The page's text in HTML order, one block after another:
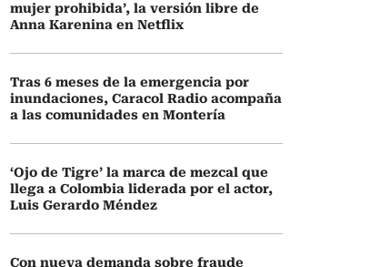
mujer prohibida’, la versión libre de
Anna Karenina en Netflix
Tras 6 meses de la emergencia por
inundaciones, Caracol Radio acompaña
a las comunidades en Montería
‘Ojo de Tigre’ la marca de mezcal que
llega a Colombia liderada por el actor,
Luis Gerardo Méndez
Con nueva demanda sobre fraude